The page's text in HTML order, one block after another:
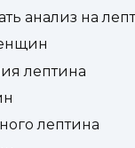
анализ на
лептина
лептина